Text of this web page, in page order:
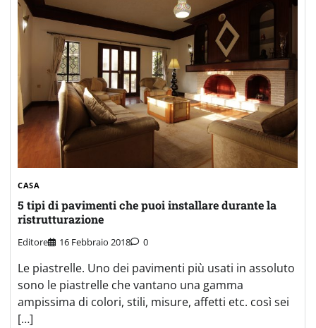
CASA
5 tipi di pavimenti che puoi installare durante la
ristrutturazione
Editore 16 Febbraio 2018 0
Le piastrelle. Uno dei pavimenti più usati in assoluto
sono le piastrelle che vantano una gamma
ampissima di colori, stili, misure, affetti etc. così sei
[…]